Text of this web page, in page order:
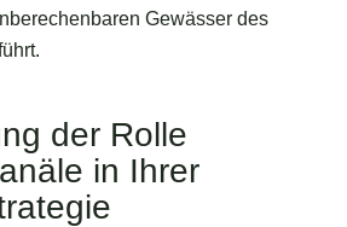
Gewässer des
der Rolle
in Ihrer